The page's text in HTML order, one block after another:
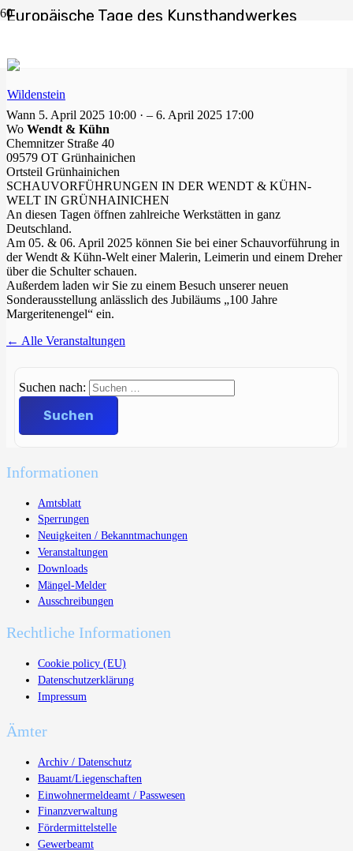
Europäische Tage des Kunsthandwerkes
Europäische Tage des Kunsthandwerkes
Wann 5. April 2025 10:00 · – 6. April 2025 17:00
Wo Wendt & Kühn
Chemnitzer Straße 40
09579 OT Grünhainichen
Ortsteil Grünhainichen
SCHAUVORFÜHRUNGEN IN DER WENDT & KÜHN-
WELT IN GRÜNHAINICHEN
An diesen Tagen öffnen zahlreiche Werkstätten in ganz
Deutschland.
Am 05. & 06. April 2025 können Sie bei einer Schauvorführung in
der Wendt & Kühn-Welt einer Malerin, Leimerin und einem Dreher
über die Schulter schauen.
Außerdem laden wir Sie zu einem Besuch unserer neuen
Sonderausstellung anlässlich des Jubiläums „100 Jahre
Margeritenengel“ ein.
← Alle Veranstaltungen
Suchen nach:
Informationen
Amtsblatt
Sperrungen
Neuigkeiten / Bekanntmachungen
Veranstaltungen
Downloads
Mängel-Melder
Ausschreibungen
Rechtliche Informationen
Cookie policy (EU)
Datenschutzerklärung
Impressum
Ämter
Archiv / Datenschutz
Bauamt/Liegenschaften
Einwohnermeldeamt / Passwesen
Finanzverwaltung
Fördermittelstelle
Gewerbeamt